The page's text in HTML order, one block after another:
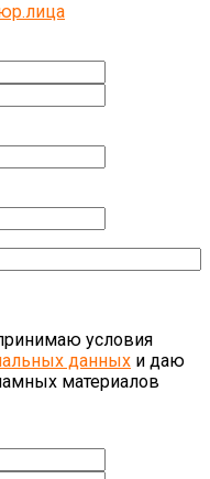
условия
данных и даю
материалов